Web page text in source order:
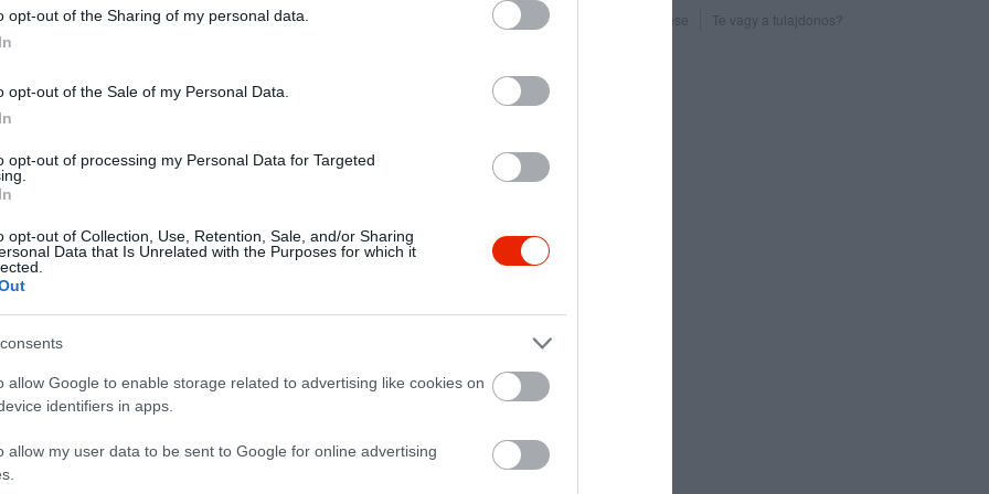
opt-out of the Sharing of my personal data.
opt-out of the Sale of my Personal Data.
opt-out of processing my Personal Data for Targeted
opt-out of Collection, Use, Retention, Sale, and/or Sharing
Data that Is Unrelated with the Purposes for which it
allow Google to enable storage related to advertising like cookies on
identifiers in apps.
allow my user data to be sent to Google for online advertising
Probléma jelentése Te vagy a tulajdonos?